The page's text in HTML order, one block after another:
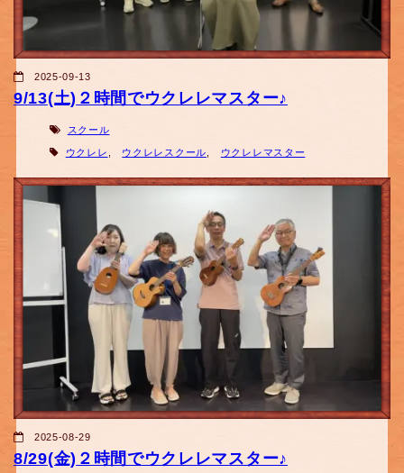
2025-09-13
9/13(土)２時間でウクレレマスター♪
スクール
ウクレレ , ウクレレスクール, ウクレレマスター
2025-08-29
8/29(金)２時間でウクレレマスター♪